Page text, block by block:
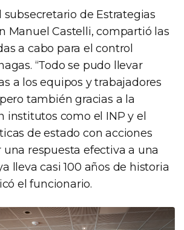
subsecretario de Estrategias
Manuel Castelli, compartió las
a cabo para el control
“Todo se pudo llevar
a los equipos y trabajadores
también gracias a la
institutos como el INP y el
de estado con acciones
una respuesta efectiva a una
lleva casi 100 años de historia
el funcionario.